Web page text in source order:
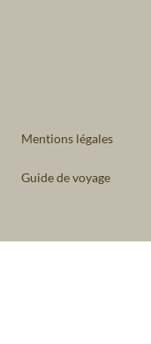
Mentions légales
Guide de voyage